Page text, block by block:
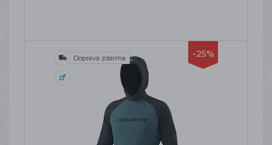
-25%
Doprava zdarma